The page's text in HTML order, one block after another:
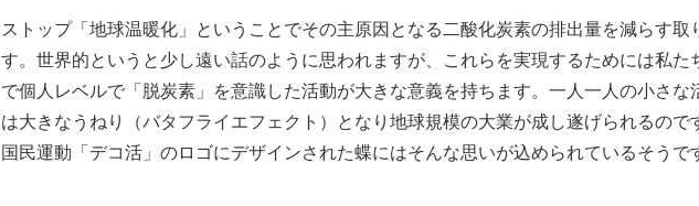
ストップ「地球温暖化」ということでその主原因となる二酸化炭素の排出量を減らす取
す。世界的というと少し遠い話のように思われますが、これらを実現するためには私た
で個人レベルで「脱炭素」を意識した活動が大きな意義を持ちます。一人一人の小さな
は大きなうねり（バタフライエフェクト）となり地球規模の大業が成し遂げられるので
国民運動「デコ活」のロゴにデザインされた蝶にはそんな思いが込められているそうで